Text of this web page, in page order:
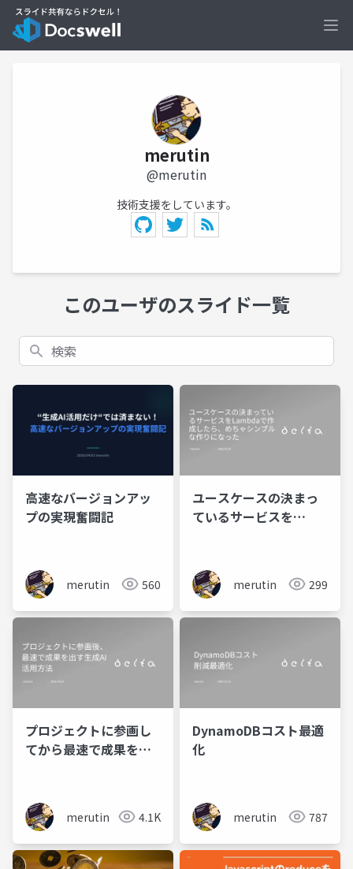
merutin
@merutin
技術支援をしています。
このユーザのスライド一覧
検索
高速なバージョンアッ
プの実現奮闘記
merutin 560
ユースケースの決まっ
ているサービスを
作りになった
merutin 299
プロジェクトに参画し
てから最速で成果を出
merutin 4.1K
DynamoDBコスト最適
化
merutin 787